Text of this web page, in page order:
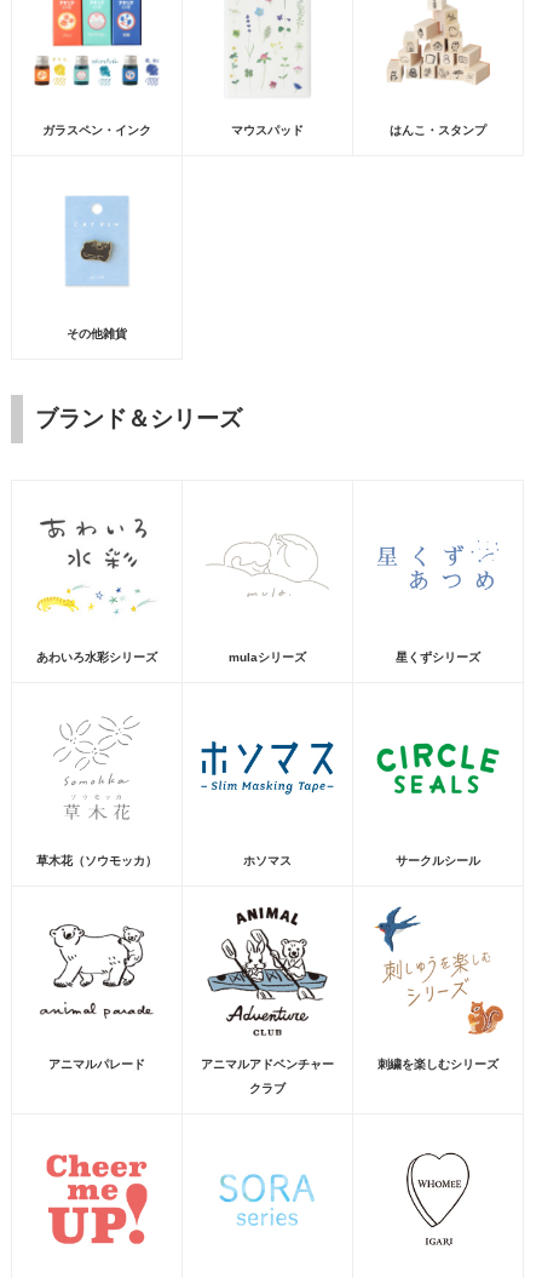
ガラスペン・インク マウスパッド はんこ・スタンプ
その他雑貨
ブランド＆シリーズ
あわいろ水彩シリーズ mulaシリーズ 星くずシリーズ
草木花（ソウモッカ） ホソマス サークルシール
アニマルパレード
アニマルアドベンチャー
クラブ
刺繍を楽しむシリーズ